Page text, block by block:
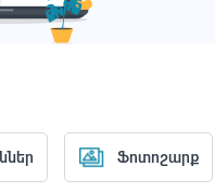
Ֆոտոշարք